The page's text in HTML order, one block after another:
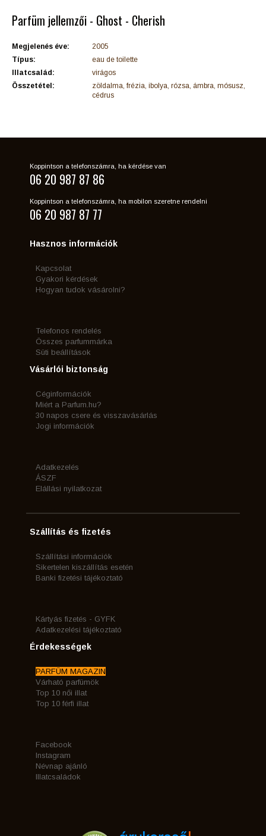
Parfüm jellemzői - Ghost - Cherish
Megjelenés éve:
2005
Típus:
eau de toilette
Illatcsalád:
virágos
Összetétel:
zöldalma, frézia, ibolya, rózsa, ámbra, mósusz,
cédrus
Koppintson a telefonszámra, ha kérdése van
06 20 987 87 86
Koppintson a telefonszámra, ha mobilon szeretne rendelni
06 20 987 87 77
Hasznos információk
Kapcsolat
Gyakori kérdések
Hogyan tudok vásárolni?
Telefonos rendelés
Összes parfummárka
Süti beállítások
Vásárlói biztonság
Céginformációk
Miért a Parfum.hu?
30 napos csere és visszavásárlás
Jogi információk
Adatkezelés
ÁSZF
Elállási nyilatkozat
Szállítás és fizetés
Szállítási információk
Sikertelen kiszállítás esetén
Banki fizetési tájékoztató
Kártyás fizetés - GYFK
Adatkezelési tájékoztató
Érdekességek
PARFÜM MAGAZIN
Várható parfümök
Top 10 női illat
Top 10 férfi illat
Facebook
Instagram
Névnap ajánló
Illatcsaládok